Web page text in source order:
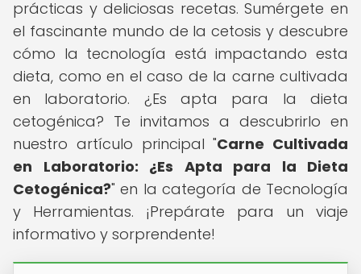
prácticas y deliciosas recetas. Sumérgete en
el fascinante mundo de la cetosis y descubre
cómo la tecnología está impactando esta
dieta, como en el caso de la carne cultivada
en laboratorio. ¿Es apta para la dieta
cetogénica? Te invitamos a descubrirlo en
nuestro artículo principal "Carne Cultivada
en Laboratorio: ¿Es Apta para la Dieta
Cetogénica?" en la categoría de Tecnología
y Herramientas. ¡Prepárate para un viaje
informativo y sorprendente!